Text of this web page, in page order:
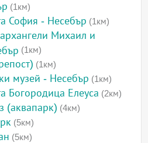
(1км)
София - Несебър (1км)
Михаил и
(1км)
(1км)
музей - Несебър (1км)
Богородица Елеуса (2км)
(аквапарк) (4км)
(5км)
(5км)